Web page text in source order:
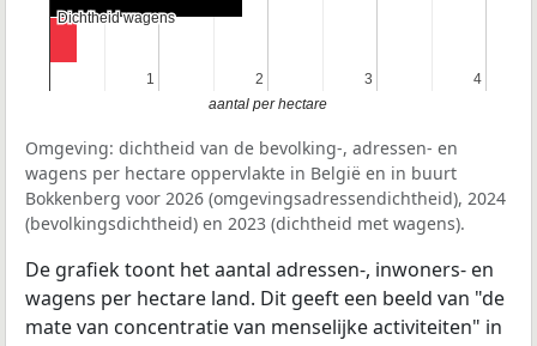
1
1 2
2 3
3 4
4
Dichtheid wagens
Dichtheid wagens
aantal per hectare
Omgeving: dichtheid van de bevolking-, adressen- en
wagens per hectare oppervlakte in België en in buurt
Bokkenberg voor 2026 (omgevingsadressendichtheid), 2024
(bevolkingsdichtheid) en 2023 (dichtheid met wagens).
De grafiek toont het aantal adressen-, inwoners- en
wagens per hectare land. Dit geeft een beeld van "de
mate van concentratie van menselijke activiteiten" in